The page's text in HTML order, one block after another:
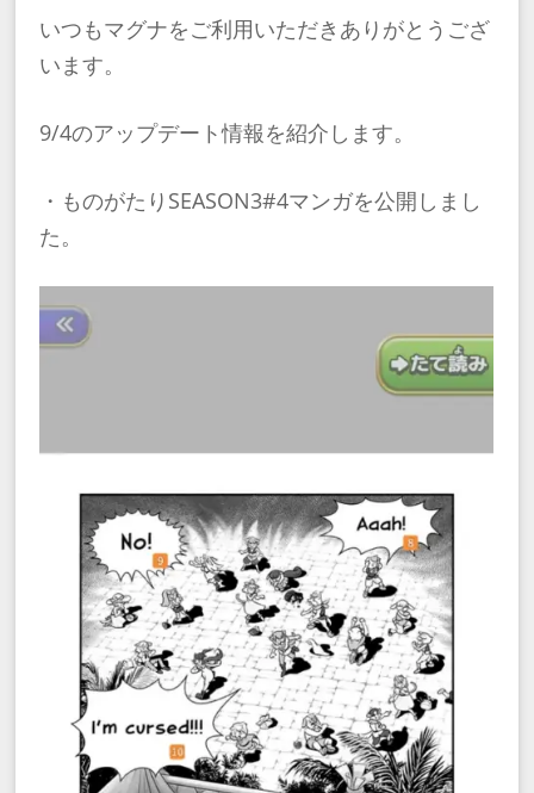
いつもマグナをご利用いただきありがとうござ
います。
9/4のアップデート情報を紹介します。
・ものがたりSEASON3#4マンガを公開しまし
た。